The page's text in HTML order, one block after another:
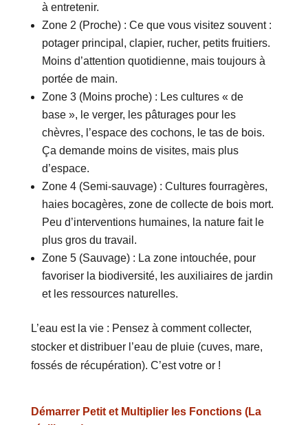
à entretenir.
Zone 2 (Proche) : Ce que vous visitez souvent :
potager principal, clapier, rucher, petits fruitiers.
Moins d’attention quotidienne, mais toujours à
portée de main.
Zone 3 (Moins proche) : Les cultures « de
base », le verger, les pâturages pour les
chèvres, l’espace des cochons, le tas de bois.
Ça demande moins de visites, mais plus
d’espace.
Zone 4 (Semi-sauvage) : Cultures fourragères,
haies bocagères, zone de collecte de bois mort.
Peu d’interventions humaines, la nature fait le
plus gros du travail.
Zone 5 (Sauvage) : La zone intouchée, pour
favoriser la biodiversité, les auxiliaires de jardin
et les ressources naturelles.
L’eau est la vie : Pensez à comment collecter,
stocker et distribuer l’eau de pluie (cuves, mare,
fossés de récupération). C’est votre or !
Démarrer Petit et Multiplier les Fonctions (La